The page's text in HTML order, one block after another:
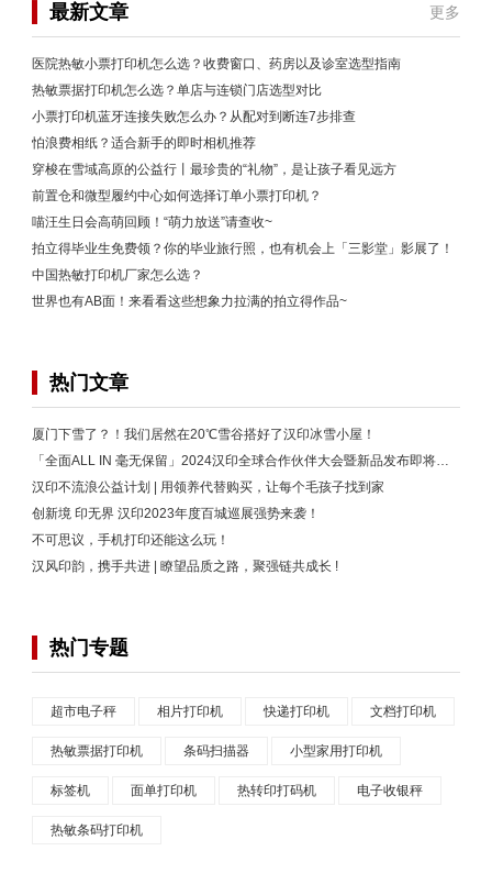
最新文章 更多
医院热敏小票打印机怎么选？收费窗口、药房以及诊室选型指南
热敏票据打印机怎么选？单店与连锁门店选型对比
小票打印机蓝牙连接失败怎么办？从配对到断连7步排查
怕浪费相纸？适合新手的即时相机推荐
穿梭在雪域高原的公益行丨最珍贵的“礼物”，是让孩子看见远方
前置仓和微型履约中心如何选择订单小票打印机？
喵汪生日会高萌回顾！“萌力放送”请查收~
拍立得毕业生免费领？你的毕业旅行照，也有机会上「三影堂」影展了！
中国热敏打印机厂家怎么选？
世界也有AB面！来看看这些想象力拉满的拍立得作品~
热门文章
厦门下雪了？！我们居然在20℃雪谷搭好了汉印冰雪小屋！
「全面ALL IN 毫无保留」2024汉印全球合作伙伴大会暨新品发布即将开启！
汉印不流浪公益计划 | 用领养代替购买，让每个毛孩子找到家
创新境 印无界 汉印2023年度百城巡展强势来袭！
不可思议，手机打印还能这么玩！
汉风印韵，携手共进 | 瞭望品质之路，聚强链共成长 !
热门专题
超市电子秤 相片打印机 快递打印机 文档打印机
热敏票据打印机 条码扫描器 小型家用打印机
标签机 面单打印机 热转印打码机 电子收银秤
热敏条码打印机